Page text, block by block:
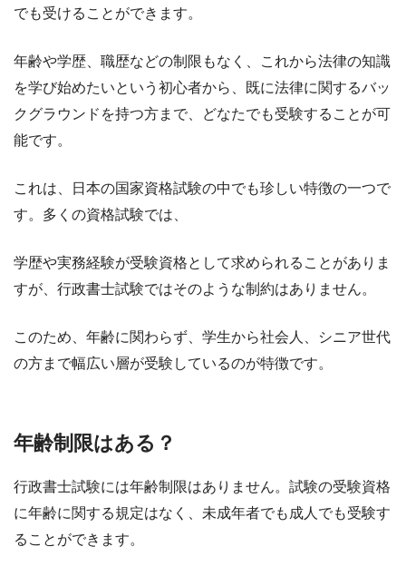
でも受けることができます。
年齢や学歴、職歴などの制限もなく、これから法律の知識
を学び始めたいという初心者から、既に法律に関するバッ
クグラウンドを持つ方まで、どなたでも受験することが可
能です。
これは、日本の国家資格試験の中でも珍しい特徴の一つで
す。多くの資格試験では、
学歴や実務経験が受験資格として求められることがありま
すが、行政書士試験ではそのような制約はありません。
このため、年齢に関わらず、学生から社会人、シニア世代
の方まで幅広い層が受験しているのが特徴です。
年齢制限はある？
行政書士試験には年齢制限はありません。試験の受験資格
に年齢に関する規定はなく、未成年者でも成人でも受験す
ることができます。